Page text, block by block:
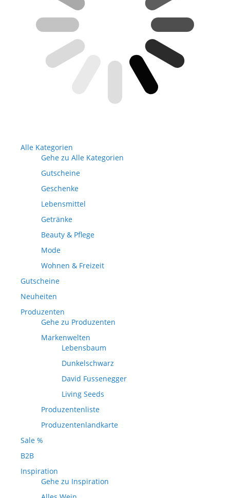
Alle Kategorien
Gehe zu Alle Kategorien
Gutscheine
Geschenke
Lebensmittel
Getränke
Beauty & Pflege
Mode
Wohnen & Freizeit
Gutscheine
Neuheiten
Produzenten
Gehe zu Produzenten
Markenwelten
Lebensbaum
Dunkelschwarz
David Fussenegger
Living Seeds
Produzentenliste
Produzentenlandkarte
Sale %
B2B
Inspiration
Gehe zu Inspiration